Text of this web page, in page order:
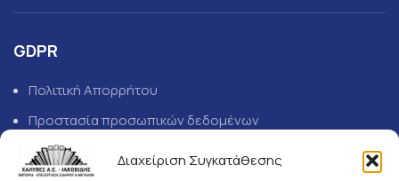
Διαχείριση Συγκατάθεσης
GDPR
Πολιτική Απορρήτου
Προστασία προσωπικών δεδομένων